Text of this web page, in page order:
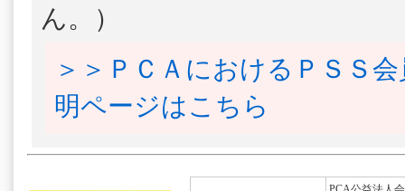
ん。）
＞＞ＰＣＡにおけるＰＳＳ
明ページはこちら